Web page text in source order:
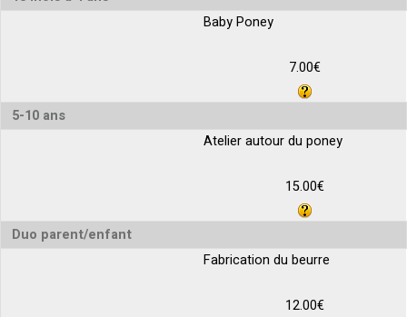
Baby Poney
7.00€
5-10 ans
Atelier autour du poney
15.00€
Duo parent/enfant
Fabrication du beurre
12.00€